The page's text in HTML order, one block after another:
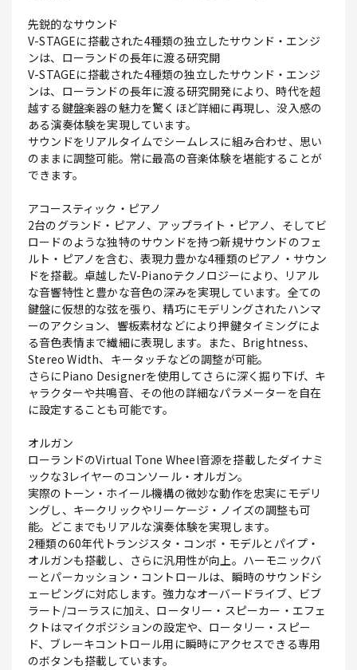
先鋭的なサウンド
V-STAGEに搭載された4種類の独立したサウンド・エンジ
ンは、ローランドの長年に渡る研究開
V-STAGEに搭載された4種類の独立したサウンド・エンジ
ンは、ローランドの長年に渡る研究開発により、時代を超
越する鍵盤楽器の魅力を驚くほど詳細に再現し、没入感の
ある演奏体験を実現しています。
サウンドをリアルタイムでシームレスに組み合わせ、思い
のままに調整可能。常に最高の音楽体験を堪能することが
できます。
アコースティック・ピアノ
2台のグランド・ピアノ、アップライト・ピアノ、そしてビ
ロードのような独特のサウンドを持つ新規サウンドのフェ
ルト・ピアノを含む、表現力豊かな4種類のピアノ・サウン
ドを搭載。卓越したV-Pianoテクノロジーにより、リアル
な音響特性と豊かな音色の深みを実現しています。全ての
鍵盤に仮想的な弦を張り、精巧にモデリングされたハンマ
ーのアクション、響板素材などにより押鍵タイミングによ
る音色表情まで繊細に表現します。また、Brightness、
Stereo Width、キータッチなどの調整が可能。
さらにPiano Designerを使用してさらに深く掘り下げ、キ
ャラクターや共鳴音、その他の詳細なパラメーターを自在
に設定することも可能です。
オルガン
ローランドのVirtual Tone Wheel音源を搭載したダイナミ
ックな3レイヤーのコンソール・オルガン。
実際のトーン・ホイール機構の微妙な動作を忠実にモデリ
ングし、キークリックやリーケージ・ノイズの調整も可
能。どこまでもリアルな演奏体験を実現します。
2種類の60年代トランジスタ・コンボ・モデルとパイプ・
オルガンも搭載し、さらに汎用性が向上。ハーモニックバ
ーとパーカッション・コントロールは、瞬時のサウンドシ
ェーピングに対応します。強力なオーバードライブ、ビブ
ラート/コーラスに加え、ロータリー・スピーカー・エフェ
クトはマイクポジションの設定や、ロータリー・スピー
ド、ブレーキコントロール用に瞬時にアクセスできる専用
のボタンも搭載しています。